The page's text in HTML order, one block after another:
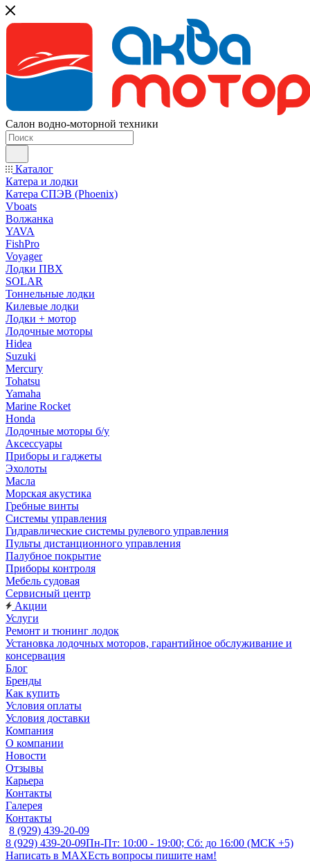
Салон водно-моторной техники
Каталог
Катера и лодки
Катера СПЭВ (Phoenix)
Vboats
Волжанка
YAVA
FishPro
Voyager
Лодки ПВХ
SOLAR
Тоннельные лодки
Килевые лодки
Лодки + мотор
Лодочные моторы
Hidea
Suzuki
Mercury
Tohatsu
Yamaha
Marine Rocket
Honda
Лодочные моторы б/у
Аксессуары
Приборы и гаджеты
Эхолоты
Масла
Морская акустика
Гребные винты
Системы управления
Гидравлические системы рулевого управления
Пульты дистанционного управления
Палубное покрытие
Приборы контроля
Мебель судовая
Сервисный центр
Акции
Услуги
Ремонт и тюнинг лодок
Установка лодочных моторов, гарантийное обслуживание и
консервация
Блог
Бренды
Как купить
Условия оплаты
Условия доставки
Компания
О компании
Новости
Отзывы
Карьера
Контакты
Галерея
Контакты
8 (929) 439-20-09
8 (929) 439-20-09Пн-Пт: 10:00 - 19:00; Сб: до 16:00 (МСК +5)
Написать в MAXЕсть вопросы пишите нам!